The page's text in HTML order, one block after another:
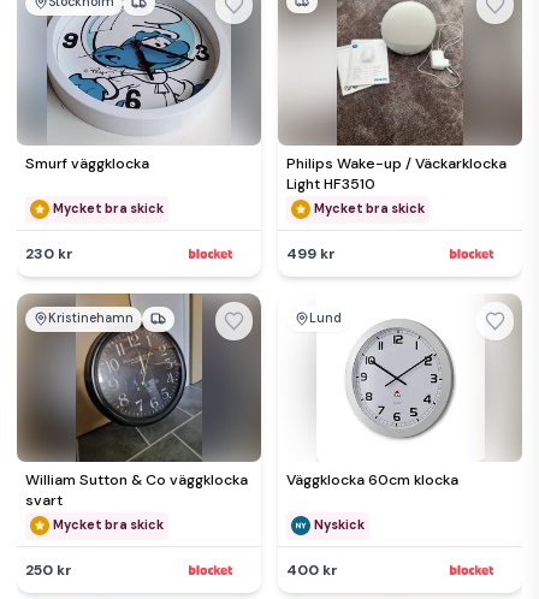
Smurf väggklocka
Mycket bra skick
230 kr
Philips Wake-up / Väckarklocka
Light HF3510
Mycket bra skick
499 kr
Kristinehamn
William Sutton & Co väggklocka
svart
Mycket bra skick
250 kr
Lund
Väggklocka 60cm klocka
Nyskick
400 kr